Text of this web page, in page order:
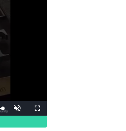
Unmute Fullscreen